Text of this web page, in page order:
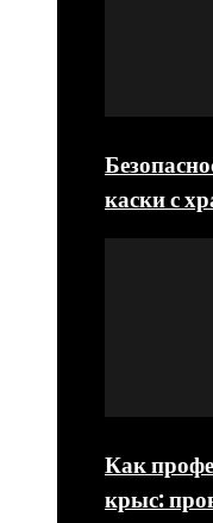
каски с
Как
крыс: